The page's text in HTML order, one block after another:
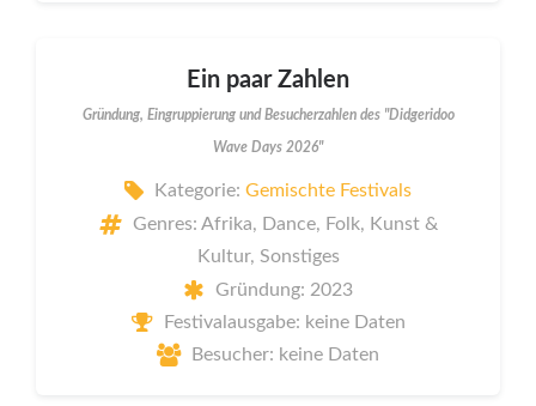
Ein paar Zahlen
Gründung, Eingruppierung und Besucherzahlen des "Didgeridoo
Wave Days 2026"
Kategorie: Gemischte Festivals
Genres: Afrika, Dance, Folk, Kunst &
Kultur, Sonstiges
Gründung: 2023
Festivalausgabe: keine Daten
Besucher: keine Daten